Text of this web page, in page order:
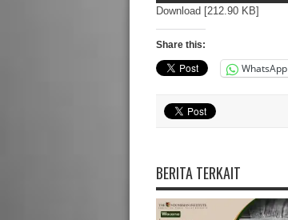
Download [212.90 KB]
Share this:
WhatsApp
BERITA TERKAIT